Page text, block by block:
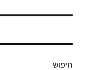
חיפוש